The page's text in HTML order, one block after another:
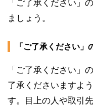
「ご了承ください」
ましょう。
「ご了承ください」
「ご了承ください」
了承くださいますよ
す。目上の人や取引